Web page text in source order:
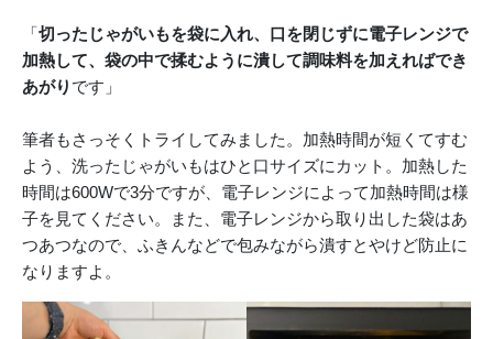
「切ったじゃがいもを袋に入れ、口を閉じずに電子レンジで
加熱して、袋の中で揉むように潰して調味料を加えればでき
あがり です」
筆者もさっそくトライしてみました。加熱時間が短くてすむ
よう、洗ったじゃがいもはひと口サイズにカット。加熱した
時間は600Wで3分ですが、電子レンジによって加熱時間は様
子を見てください。また、電子レンジから取り出した袋はあ
つあつなので、ふきんなどで包みながら潰すとやけど防止に
なりますよ。